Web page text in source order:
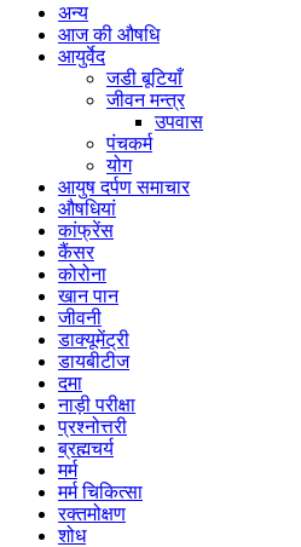
अन्य
आज की औषधि
आयुर्वेद
जडी बूटियाँ
जीवन मन्त्र
उपवास
पंचकर्म
योग
आयुष दर्पण समाचार
औषधियां
कांफ्रेंस
कैंसर
कोरोना
खान पान
जीवनी
डाक्यूमेंट्री
डायबीटीज
दमा
नाड़ी परीक्षा
प्रश्नोत्तरी
ब्रह्मचर्य
मर्म
मर्म चिकित्सा
रक्तमोक्षण
शोध